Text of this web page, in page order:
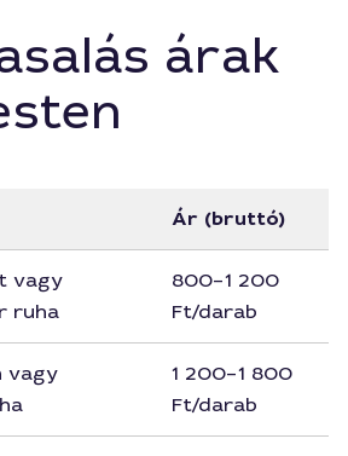
árak
Ár (bruttó)
vagy
ruha
800–1 200
Ft/darab
vagy
1 200–1 800
Ft/darab